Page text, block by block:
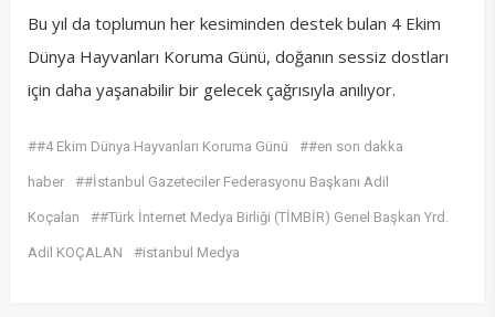
Bu yıl da toplumun her kesiminden destek bulan 4 Ekim
Dünya Hayvanları Koruma Günü, doğanın sessiz dostları
için daha yaşanabilir bir gelecek çağrısıyla anılıyor.
##4 Ekim Dünya Hayvanları Koruma Günü ##en son dakka
haber ##İstanbul Gazeteciler Federasyonu Başkanı Adil
Koçalan ##Türk İnternet Medya Birliği (TİMBİR) Genel Başkan Yrd.
Adil KOÇALAN #istanbul Medya